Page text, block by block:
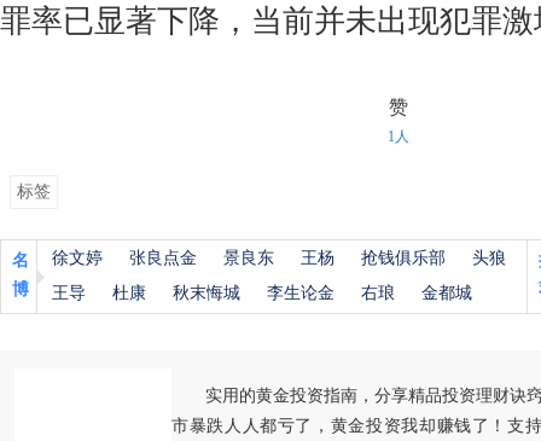
罪率已显著下降，当前并未出现犯罪
赞
1人
标签
名
博
徐文婷 张良点金 景良东 王杨 抢钱俱乐部
头狼
王导
杜康 秋末悔城 李生论金 右琅 金都城
实用的黄金投资指南，分享精品投资理财诀
市暴跌人人都亏了，黄金投资我却赚钱了！支